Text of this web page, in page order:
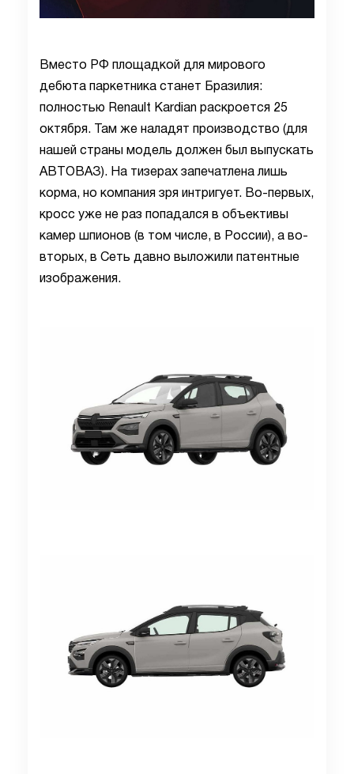
Вместо РФ площадкой для мирового
дебюта паркетника станет Бразилия:
полностью Renault Kardian раскроется 25
октября. Там же наладят производство (для
нашей страны модель должен был выпускать
АВТОВАЗ). На тизерах запечатлена лишь
корма, но компания зря интригует. Во-первых,
кросс уже не раз попадался в объективы
камер шпионов (в том числе, в России), а во-
вторых, в Сеть давно выложили патентные
изображения.